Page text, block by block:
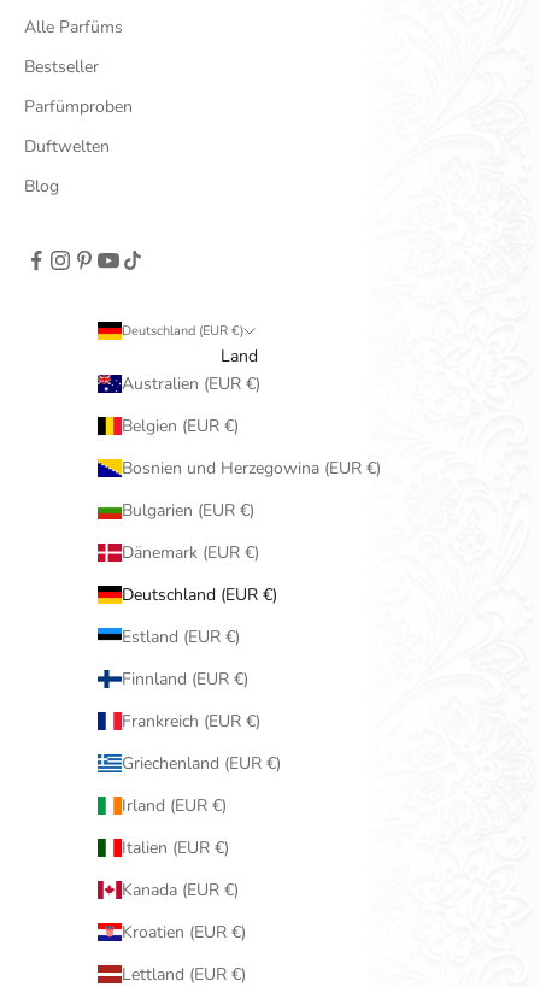
Alle Parfüms
Bestseller
Parfümproben
Duftwelten
Blog
Deutschland (EUR €)
Land
Australien (EUR €)
Belgien (EUR €)
Bosnien und Herzegowina (EUR €)
Bulgarien (EUR €)
Dänemark (EUR €)
Deutschland (EUR €)
Estland (EUR €)
Finnland (EUR €)
Frankreich (EUR €)
Griechenland (EUR €)
Irland (EUR €)
Italien (EUR €)
Kanada (EUR €)
Kroatien (EUR €)
Lettland (EUR €)